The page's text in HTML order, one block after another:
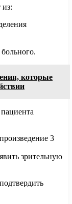
из:
которые
3
зрительную